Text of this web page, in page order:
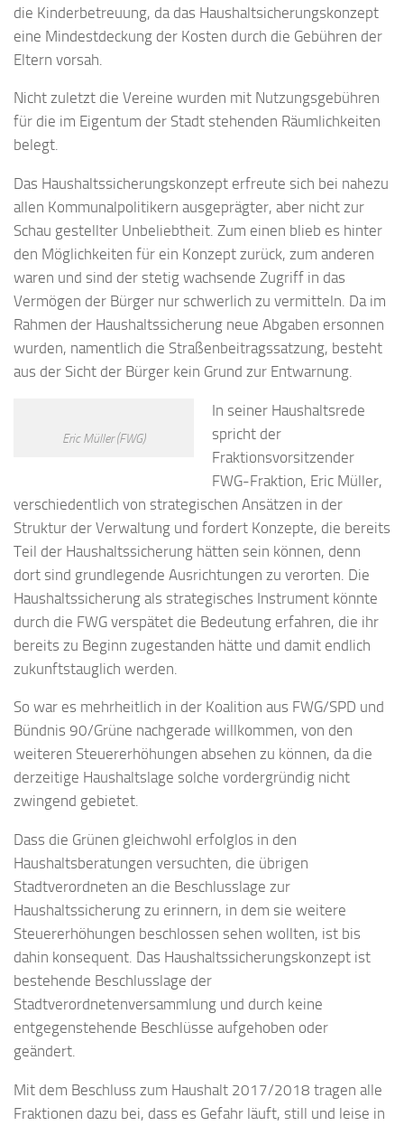
die Kinderbetreuung, da das Haushaltsicherungskonzept
eine Mindestdeckung der Kosten durch die Gebühren der
Eltern vorsah.
Nicht zuletzt die Vereine wurden mit Nutzungsgebühren
für die im Eigentum der Stadt stehenden Räumlichkeiten
belegt.
Das Haushaltssicherungskonzept erfreute sich bei nahezu
allen Kommunalpolitikern ausgeprägter, aber nicht zur
Schau gestellter Unbeliebtheit. Zum einen blieb es hinter
den Möglichkeiten für ein Konzept zurück, zum anderen
waren und sind der stetig wachsende Zugriff in das
Vermögen der Bürger nur schwerlich zu vermitteln. Da im
Rahmen der Haushaltssicherung neue Abgaben ersonnen
wurden, namentlich die Straßenbeitragssatzung, besteht
aus der Sicht der Bürger kein Grund zur Entwarnung.
Eric Müller (FWG)
In seiner Haushaltsrede
spricht der
Fraktionsvorsitzender
FWG-Fraktion, Eric Müller,
verschiedentlich von strategischen Ansätzen in der
Struktur der Verwaltung und fordert Konzepte, die bereits
Teil der Haushaltssicherung hätten sein können, denn
dort sind grundlegende Ausrichtungen zu verorten. Die
Haushaltssicherung als strategisches Instrument könnte
durch die FWG verspätet die Bedeutung erfahren, die ihr
bereits zu Beginn zugestanden hätte und damit endlich
zukunftstauglich werden.
So war es mehrheitlich in der Koalition aus FWG/SPD und
Bündnis 90/Grüne nachgerade willkommen, von den
weiteren Steuererhöhungen absehen zu können, da die
derzeitige Haushaltslage solche vordergründig nicht
zwingend gebietet.
Dass die Grünen gleichwohl erfolglos in den
Haushaltsberatungen versuchten, die übrigen
Stadtverordneten an die Beschlusslage zur
Haushaltssicherung zu erinnern, in dem sie weitere
Steuererhöhungen beschlossen sehen wollten, ist bis
dahin konsequent. Das Haushaltssicherungskonzept ist
bestehende Beschlusslage der
Stadtverordnetenversammlung und durch keine
entgegenstehende Beschlüsse aufgehoben oder
geändert.
Mit dem Beschluss zum Haushalt 2017/2018 tragen alle
Fraktionen dazu bei, dass es Gefahr läuft, still und leise in